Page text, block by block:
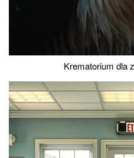
Krematorium dla